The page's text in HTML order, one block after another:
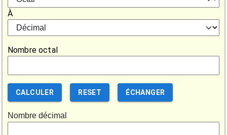
À
Nombre octal
CALCULER RESET ÉCHANGER
Nombre décimal